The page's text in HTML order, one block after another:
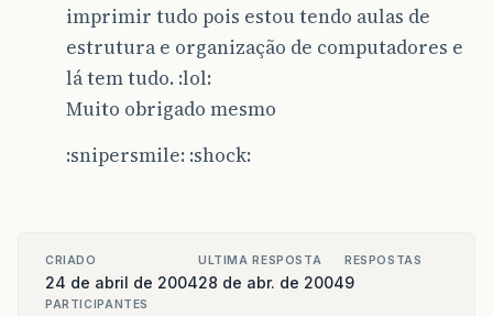
imprimir tudo pois estou tendo aulas de
estrutura e organização de computadores e
lá tem tudo. :lol:
Muito obrigado mesmo
:snipersmile: :shock:
CRIADO
24 de abril de 2004
ULTIMA RESPOSTA
28 de abr. de 2004
RESPOSTAS
9
PARTICIPANTES